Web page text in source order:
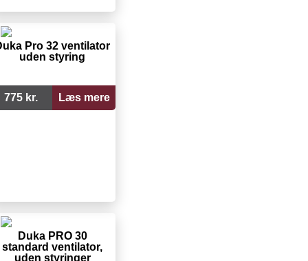
Pro 32 ventilator
uden styring
775 kr. Læs mere
Duka PRO 30
standard ventilator,
uden styringer